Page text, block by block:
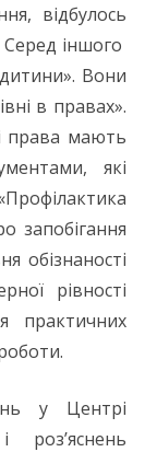
відбулось
Серед іншого
Вони
в правах».
права мають
які
запобігання
обізнаності
рівності
практичних
у Центрі
роз’яснень